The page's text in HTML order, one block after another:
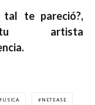
tal te pareció?,
artista
NETEASE